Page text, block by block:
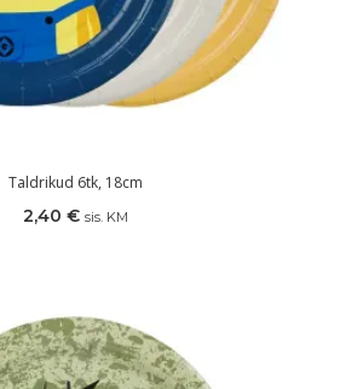
Taldrikud 6tk, 18cm
2,40 € sis. KM